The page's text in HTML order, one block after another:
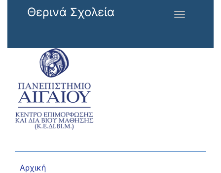
Παράκαμψη προς το κυρίως περιεχόμενο
Θερινά Σχολεία
Toggle
Αρχική